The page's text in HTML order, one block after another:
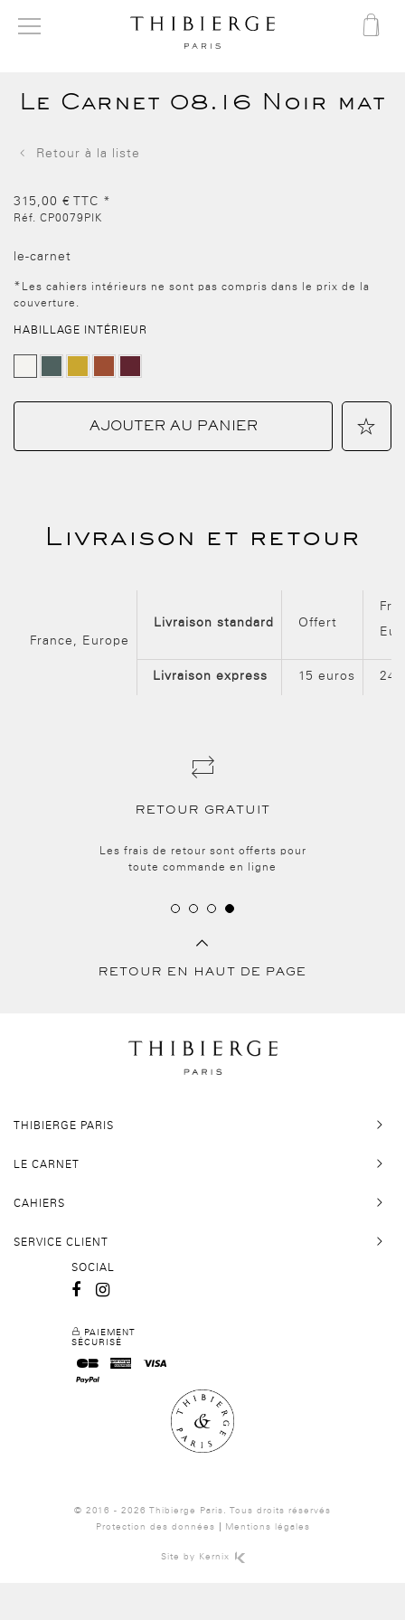
Le Carnet 08.16 Noir mat
Retour à la liste
315,00 € TTC *
Réf. CP0079PIK
le-carnet
* Les cahiers intérieurs ne sont pas compris dans le prix de la
couverture.
QUANTITÉ
HABILLAGE INTÉRIEUR
AJOUTER AU PANIER
À
Livraison et retour
France, Europe
Livraison standard Offert
Livraison express 15 euros 24h
RETOUR GRATUIT
Les frais de retour sont offerts pour
toute commande en ligne
RETOUR EN HAUT DE PAGE
THIBIERGE PARIS
LE CARNET
CAHIERS
SERVICE CLIENT
SOCIAL
PAIEMENT
SÉCURISÉ
© 2016 - 2026 Thibierge Paris. Tous droits réservés
Protection des données
Mentions légales
Site by Kernix